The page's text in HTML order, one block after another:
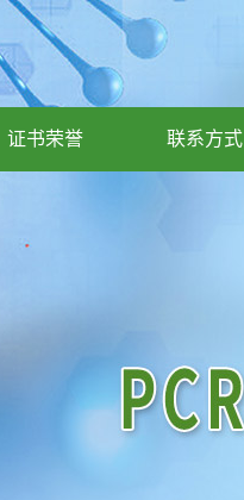
证书荣誉 联系方式